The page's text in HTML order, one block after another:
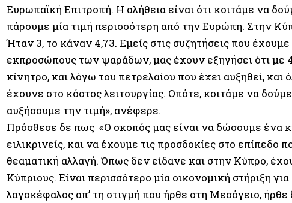
Ευρωπαϊκή Επιτροπή. Η αλήθεια είναι ότι κοιτάμε να
πάρουμε μία τιμή περισσότερη από την Ευρώπη. Στην
Ήταν 3, το κάναν 4,73. Εμείς στις συζητήσεις που
εκπροσώπους των ψαράδων, μας έχουν εξηγήσει ότι με
κίνητρο, και λόγω του πετρελαίου που έχει αυξηθεί, και
έχουνε στο κόστος λειτουργίας. Οπότε, κοιτάμε να
αυξήσουμε την τιμή», ανέφερε.
Πρόσθεσε δε πως «Ο σκοπός μας είναι να δώσουμε ένα
ειλικρινείς, και να έχουμε τις προσδοκίες στο επίπεδο
θεαματική αλλαγή. Όπως δεν είδανε και στην Κύπρο,
Κύπριους. Είναι περισσότερο μία οικονομική στήριξη
λαγοκέφαλος απ’ τη στιγμή που ήρθε στη Μεσόγειο, ήρθε